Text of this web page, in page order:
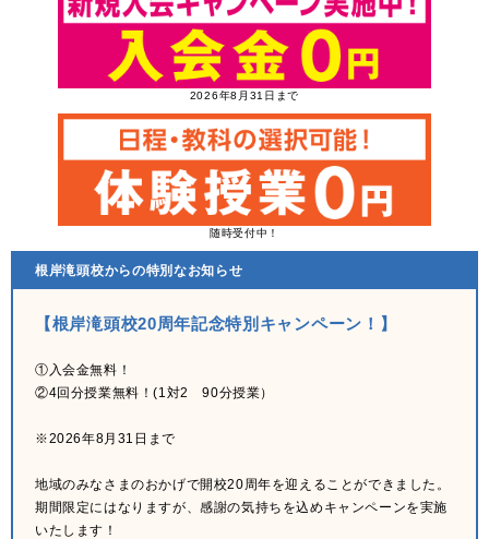
2026年8月31日まで
随時受付中！
根岸滝頭校からの特別なお知らせ
【根岸滝頭校20周年記念特別キャンペーン！】
①入会金無料！
②4回分授業無料！(1対2 90分授業）
※2026年8月31日まで
地域のみなさまのおかげで開校20周年を迎えることができました。
期間限定にはなりますが、感謝の気持ちを込めキャンペーンを実施
いたします！